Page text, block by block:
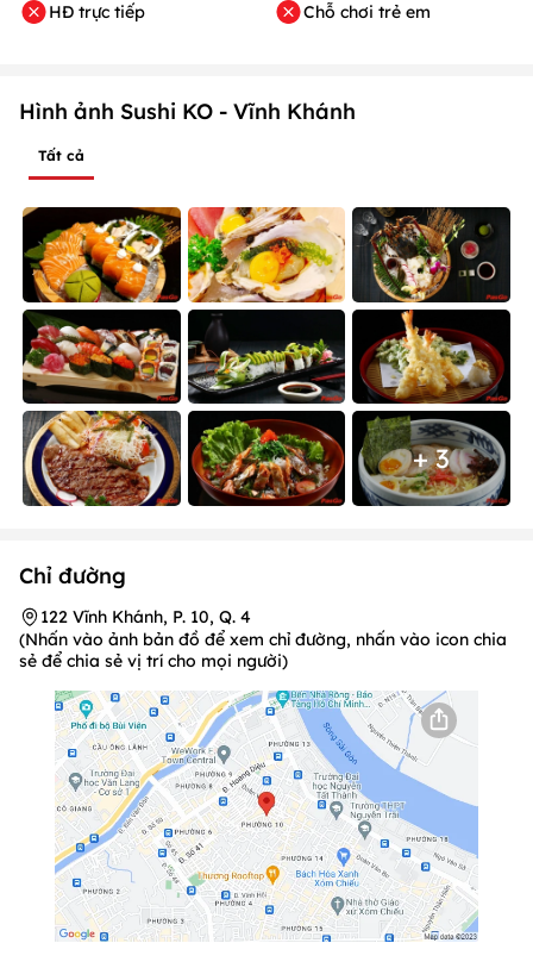
HĐ trực tiếp Chỗ chơi trẻ em
Hình ảnh Sushi KO - Vĩnh Khánh
Tất cả
+ 3
Chỉ đường
122 Vĩnh Khánh, P. 10, Q. 4
(Nhấn vào ảnh bản đồ để xem chỉ đường, nhấn vào icon chia
sẻ để chia sẻ vị trí cho mọi người)